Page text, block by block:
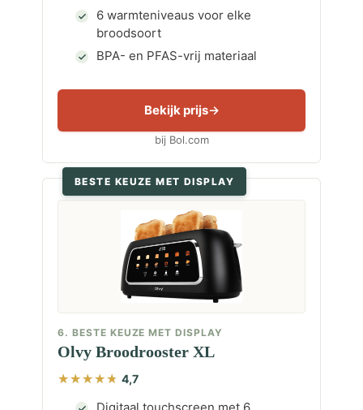
6 warmteniveaus voor elke
broodsoort
BPA- en PFAS-vrij materiaal
Bekijk prijs
bij Bol.com
BESTE KEUZE MET DISPLAY
6. BESTE KEUZE MET DISPLAY
Olvy Broodrooster XL
4,7